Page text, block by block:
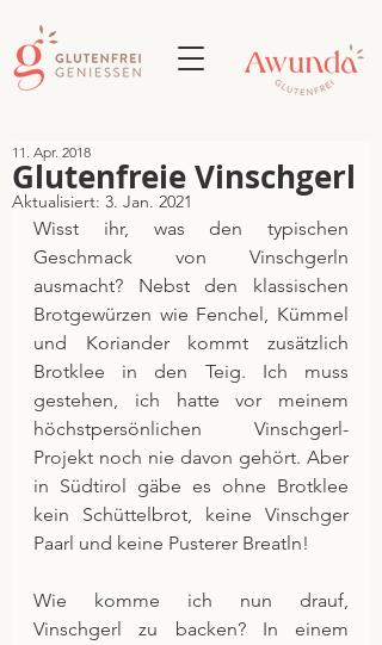
Glutenfreie Vinschgerl
11. Apr. 2018
Aktualisiert: 3. Jan. 2021
Wisst ihr, was den typischen
Geschmack von Vinschgerln
ausmacht? Nebst den klassischen
Brotgewürzen wie Fenchel, Kümmel
und Koriander kommt zusätzlich
Brotklee in den Teig. Ich muss
gestehen, ich hatte vor meinem
höchstpersönlichen Vinschgerl-
Projekt noch nie davon gehört. Aber
in Südtirol gäbe es ohne Brotklee
kein Schüttelbrot, keine Vinschger
Paarl und keine Pusterer Breatln!
Wie komme ich nun drauf,
Vinschgerl zu backen? In einem